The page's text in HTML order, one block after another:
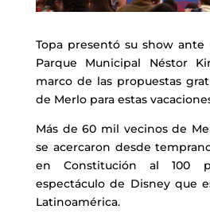
Topa presentó su show
Parque Municipal Néstor
marco de las propuestas
de Merlo para estas
Más de 60 mil vecinos de
se acercaron desde
en Constitución al 100
espectáculo de Disney que
Latinoamérica.